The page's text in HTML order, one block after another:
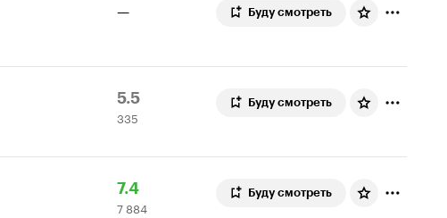
— Буду смотреть
Рейтинг
Кинопоиска
5.5
335
оценок
335
Буду смотреть
Рейтинг
Кинопоиска
7.4
7
884
7 884
Буду смотреть